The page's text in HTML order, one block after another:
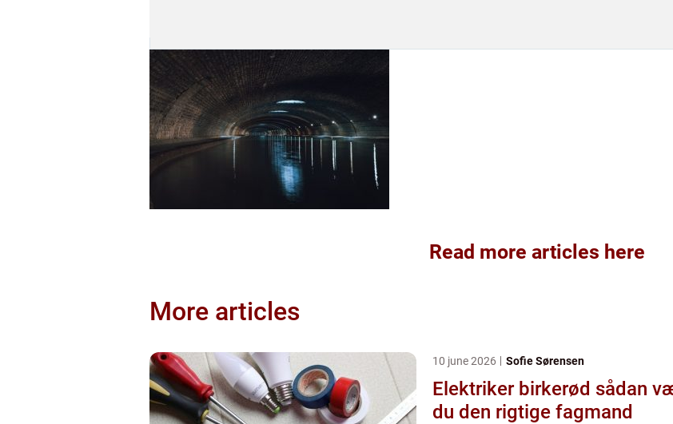
Read more articles here
More articles
10 june 2026 Sofie Sørensen
Elektriker birkerød sådan vælger
du den rigtige fagmand